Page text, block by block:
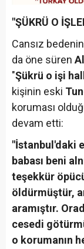
"ŞÜKRÜ O
Cansız
da öne süren
"Şükrü o işi
kişinin eski
koruması
devam etti:
"İstanbul'daki
babası beni
teşekkür
öldürmüştür,
aramıştır.
cesedi
o korumanın